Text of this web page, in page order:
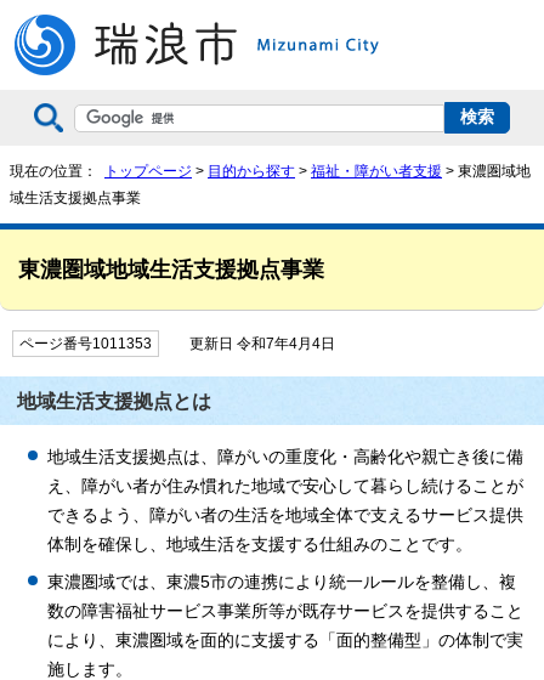
現在の位置： トップページ > 目的から探す > 福祉・障がい者支援 > 東濃圏域地
域生活支援拠点事業
東濃圏域地域生活支援拠点事業
ページ番号1011353 更新日 令和7年4月4日
地域生活支援拠点とは
地域生活支援拠点は、障がいの重度化・高齢化や親亡き後に備
え、障がい者が住み慣れた地域で安心して暮らし続けることが
できるよう、障がい者の生活を地域全体で支えるサービス提供
体制を確保し、地域生活を支援する仕組みのことです。
東濃圏域では、東濃5市の連携により統一ルールを整備し、複
数の障害福祉サービス事業所等が既存サービスを提供すること
により、東濃圏域を面的に支援する「面的整備型」の体制で実
施します。